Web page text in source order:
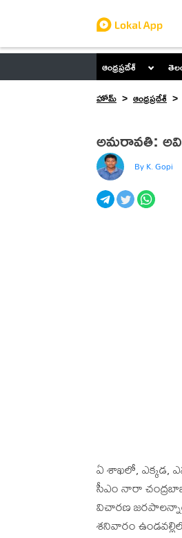
ఆంధ్రప్రదేశ్
హోమ్
ఆంధ్రప్రదేశ్
అమరావతి:
By K. Gopi
ఏ శాఖలో, ఎక్కడ,
సీఎం నారా
విచారణ
శనివారం